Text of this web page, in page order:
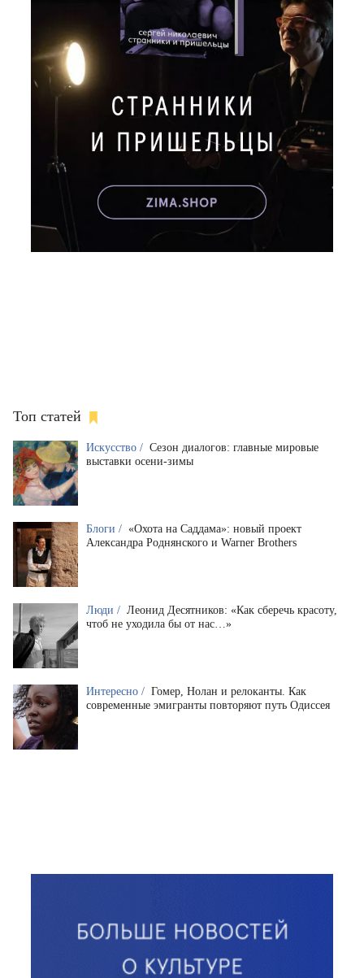
Топ статей
Искусство / Сезон диалогов: главные мировые
выставки осени-зимы
Блоги / «Охота на Саддама»: новый проект
Александра Роднянского и Warner Brothers
Люди / Леонид Десятников: «Как сберечь красоту,
чтоб не уходила бы от нас…»
Интересно / Гомер, Нолан и релоканты. Как
современные эмигранты повторяют путь Одиссея